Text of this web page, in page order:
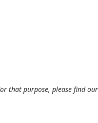
that purpose, please find our